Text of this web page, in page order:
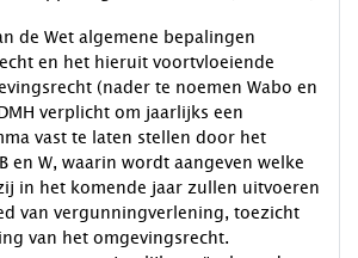
de Wet algemene bepalingen
en het hieruit voortvloeiende
(nader te noemen Wabo en
verplicht om jaarlijks een
vast te laten stellen door het
en W, waarin wordt aangeven welke
in het komende jaar zullen uitvoeren
van vergunningverlening, toezicht
van het omgevingsrecht.